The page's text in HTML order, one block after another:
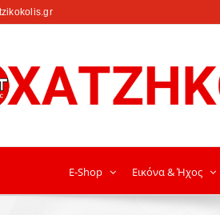
E-Shop Εικόνα & Ήχος